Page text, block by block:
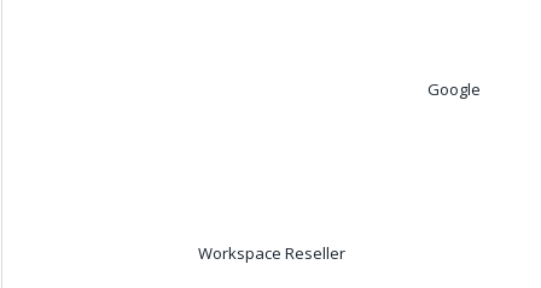
Google
Workspace Reseller